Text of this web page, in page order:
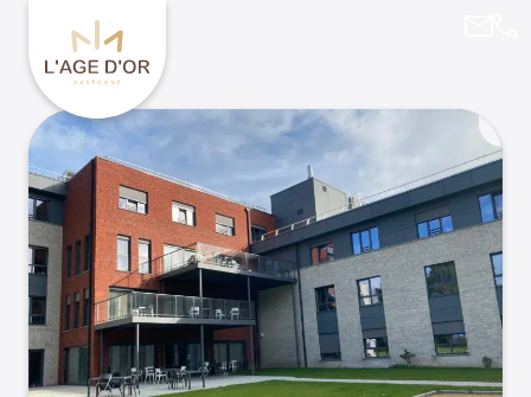
Retourner à l'accueil de L’Age d’Or